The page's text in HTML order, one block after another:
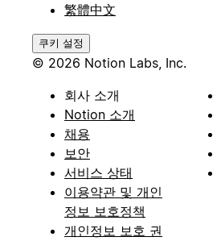
繁體中文
쿠키 설정
© 2026 Notion Labs, Inc.
회사 소개
Notion 소개
채용
보안
서비스 상태
이용약관 및 개인
정보 보호정책
개인정보 보호 권